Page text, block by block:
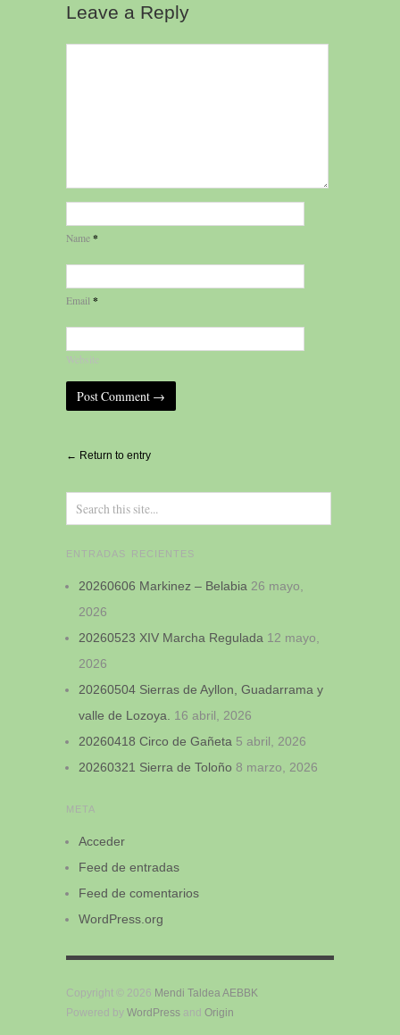
Leave a Reply
Name *
Email *
Website
Alternative:
← Return to entry
ENTRADAS RECIENTES
20260606 Markinez – Belabia 26 mayo,
2026
20260523 XIV Marcha Regulada 12 mayo,
2026
20260504 Sierras de Ayllon, Guadarrama y
valle de Lozoya.
16 abril, 2026
20260418 Circo de Gañeta 5 abril, 2026
20260321 Sierra de Toloño 8 marzo, 2026
META
Acceder
Feed de entradas
Feed de comentarios
WordPress.org
Copyright © 2026 Mendi Taldea AEBBK
Powered by WordPress and Origin